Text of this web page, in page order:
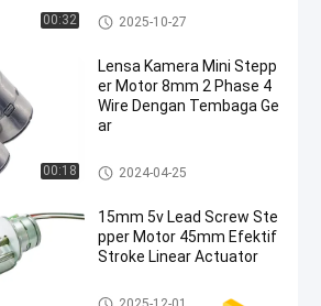
00:32 Linear stepper motor
2025-10-27
00:18
Lensa Kamera Mini Stepp
er Motor 8mm 2 Phase 4
Wire Dengan Tembaga Ge
ar
Mikro Stepper Motor
2024-04-25
15mm 5v Lead Screw Ste
pper Motor 45mm Efektif
Stroke Linear Actuator
Slider Stepper Motor